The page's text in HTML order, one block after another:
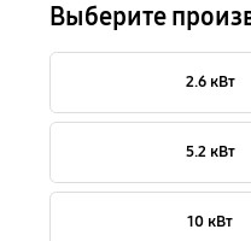
Выберите
2.6 кВт
5.2 кВт
10 кВт